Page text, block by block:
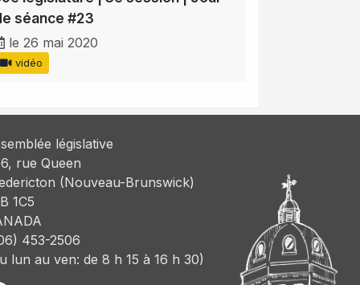
séance #23
le 26 mai 2020
vidéo
législative
rue Queen
(Nouveau-Brunswick)
1C5
453-2506
lun au ven: de 8 h 15 à 16 h 30)